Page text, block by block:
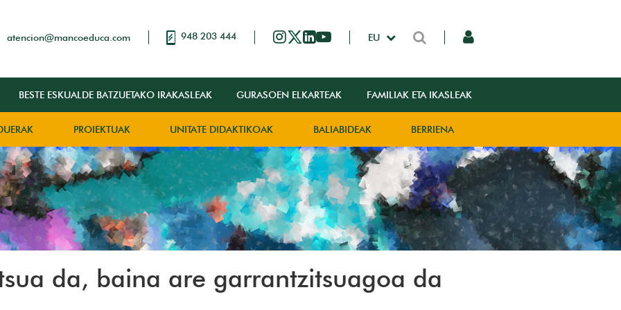
atencion@mancoeduca.com 948 203 444 EU
BESTE ESKUALDE BATZUETAKO IRAKASLEAK GURASOEN ELKARTEAK FAMILIAK ETA IKASLEAK
PROIEKTUAK UNITATE DIDAKTIKOAK BALIABIDEAK BERRIENA
da, baina are garrantzitsuagoa da